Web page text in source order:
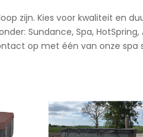
zijn. Kies voor kwaliteit en
Sundance, Spa,
op met één van onze spa